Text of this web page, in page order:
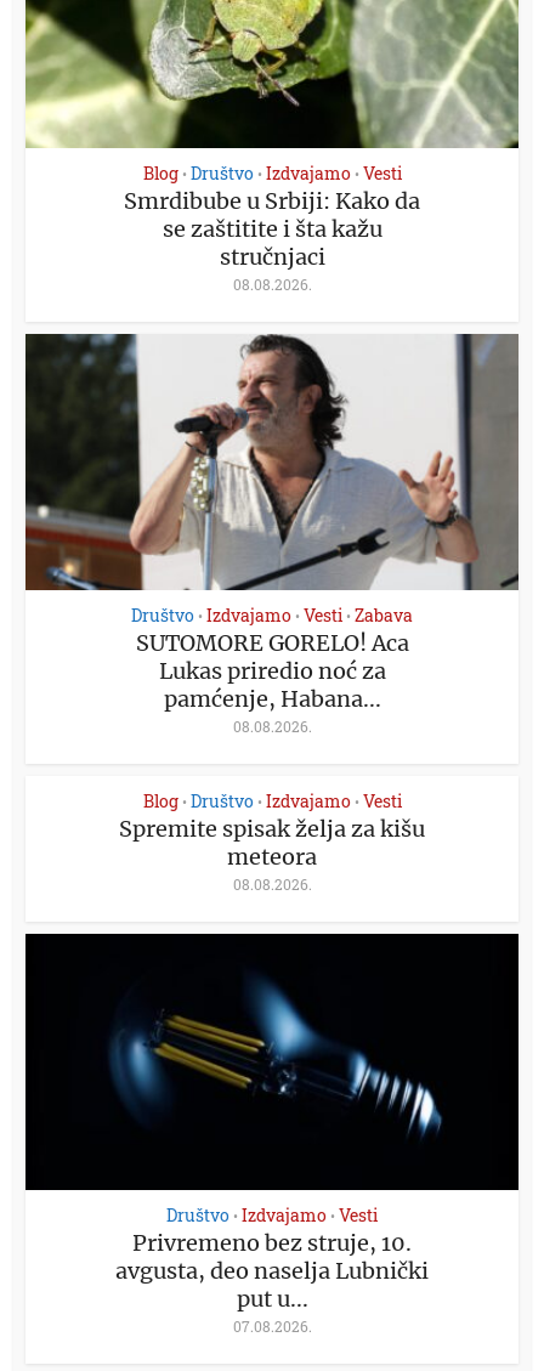
Blog • Društvo • Izdvajamo • Vesti
Smrdibube u Srbiji: Kako da
se zaštitite i šta kažu
stručnjaci
08.08.2026.
Društvo • Izdvajamo • Vesti • Zabava
SUTOMORE GORELO! Aca
Lukas priredio noć za
pamćenje, Habana...
08.08.2026.
Blog • Društvo • Izdvajamo • Vesti
Spremite spisak želja za kišu
meteora
08.08.2026.
Društvo • Izdvajamo • Vesti
Privremeno bez struje, 10.
avgusta, deo naselja Lubnički
put u...
07.08.2026.